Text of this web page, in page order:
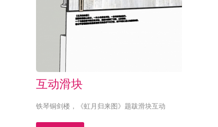
互动滑块
铁琴铜剑楼，《虹月归来图》题跋滑块互动